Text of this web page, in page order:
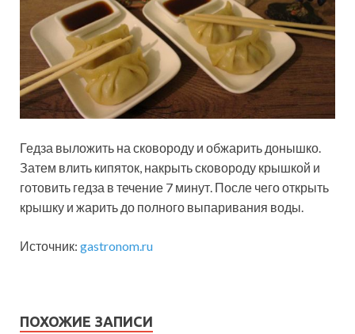
Гедза выложить на сковороду и обжарить донышко.
Затем влить кипяток, накрыть сковороду крышкой и
готовить гедза в течение 7 минут. После чего открыть
крышку и жарить до полного выпаривания воды.
Источник: gastronom.ru
ПОХОЖИЕ ЗАПИСИ